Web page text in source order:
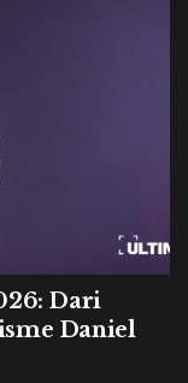
Dari
Daniel